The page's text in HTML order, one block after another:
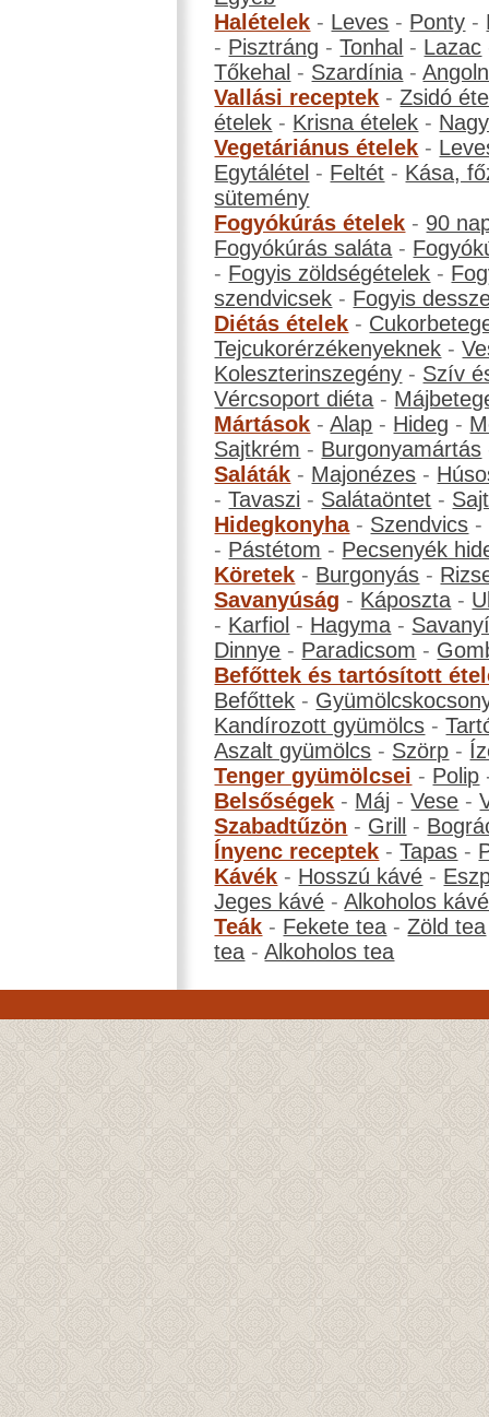
Halételek - Leves - Ponty -
- Pisztráng -Tonhal - Lazac
Tőkehal - Szardínia -
Vallási receptek -Zsidó
ételek - Krisna ételek -
Vegetáriánus ételek -
Egytálétel - Feltét - Kása,
sütemény
Fogyókúrás ételek - 90
Fogyókúrás saláta -
- Fogyis zöldségételek -
szendvicsek - Fogyis
Diétás ételek -
Tejcukorérzékenyeknek -
Koleszterinszegény - Szív
Vércsoport diéta -
Mártások -Alap - Hideg -
Sajtkrém - Burgonyamártás
Saláták - Majonézes -
-Tavaszi - Salátaöntet -
Hidegkonyha- Szendvics -
- Pástétom - Pecsenyék
Köretek - Burgonyás -
Savanyúság - Káposzta -
- Karfiol - Hagyma -
Dinnye - Paradicsom -
Befőttek és tartósított
Befőttek -
Kandírozott gyümölcs -
Aszalt gyümölcs - Szörp -
Tenger gyümölcsei - Polip
Belsőségek - Máj -Vese -
Szabadtűzön - Grill -
Ínyenc receptek -Tapas -
Kávék - Hosszú kávé -
Jeges kávé -Alkoholos kávé
Teák - Fekete tea -Zöld tea
tea -Alkoholos tea